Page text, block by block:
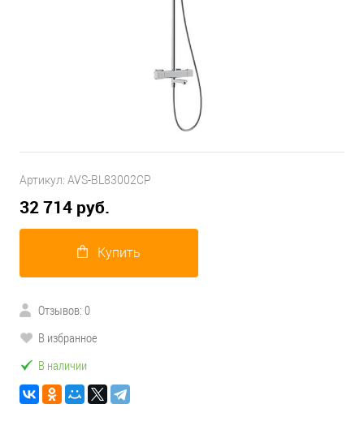
Артикул: AVS-BL83002CP
32 714 руб.
Купить
Отзывов: 0
В избранное
В наличии